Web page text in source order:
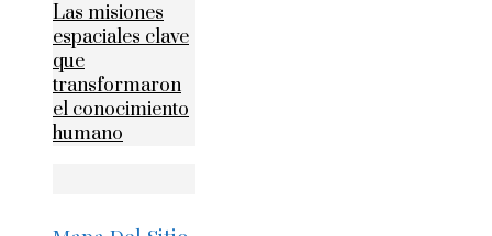
Las misiones
espaciales clave
que
transformaron
el conocimiento
humano